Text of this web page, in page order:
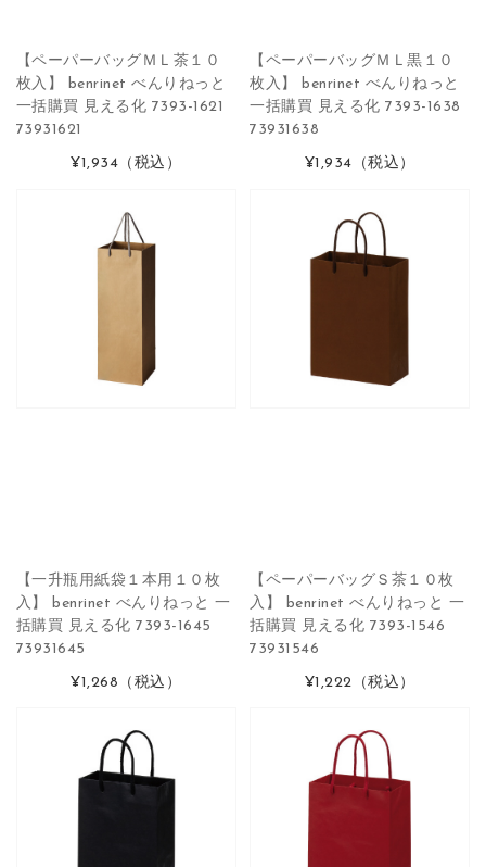
【ペーパーバッグＭＬ茶１０
枚入】 benrinet べんりねっと
一括購買 見える化 7393-1621
73931621
¥1,934 （税込）
【ペーパーバッグＭＬ黒１０
枚入】 benrinet べんりねっと
一括購買 見える化 7393-1638
73931638
¥1,934 （税込）
【一升瓶用紙袋１本用１０枚
入】 benrinet べんりねっと 一
括購買 見える化 7393-1645
73931645
¥1,268 （税込）
【ペーパーバッグＳ茶１０枚
入】 benrinet べんりねっと 一
括購買 見える化 7393-1546
73931546
¥1,222 （税込）